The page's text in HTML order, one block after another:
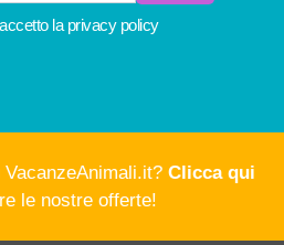
la privacy policy
Clicca qui
le nostre offerte!